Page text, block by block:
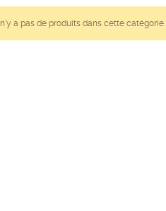
n'y a pas de produits dans cette catégorie